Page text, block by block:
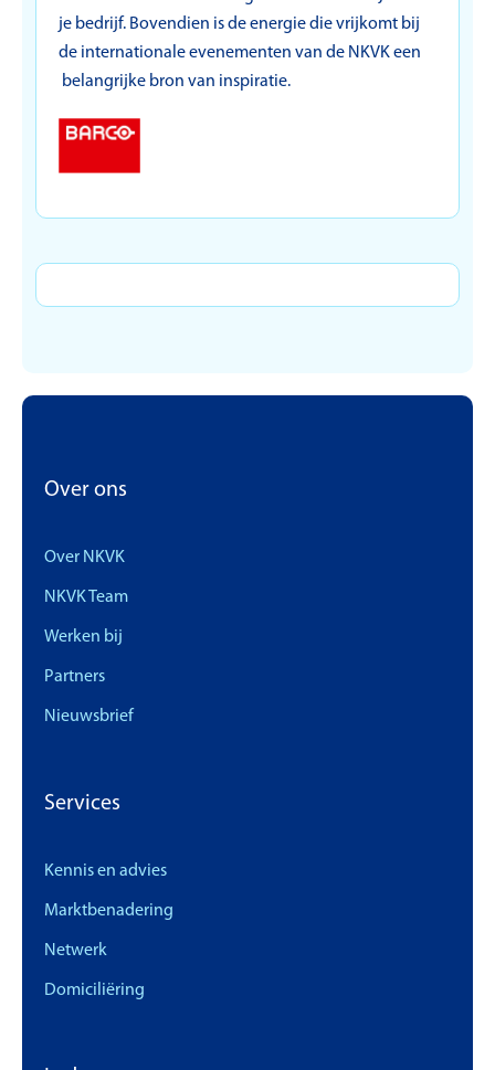
je bedrijf. Bovendien is de energie die vrijkomt bij
de internationale evenementen van de NKVK een
belangrijke bron van inspiratie.
Over ons
Over NKVK
NKVK Team
Werken bij
Partners
Nieuwsbrief
Services
Kennis en advies
Marktbenadering
Netwerk
Domiciliëring